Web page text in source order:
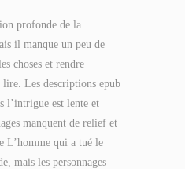
profonde de la
il manque un peu de
choses et rendre
Les descriptions epub
l’intrigue est lente et
manquent de relief et
L’homme qui a tué le
mais les personnages